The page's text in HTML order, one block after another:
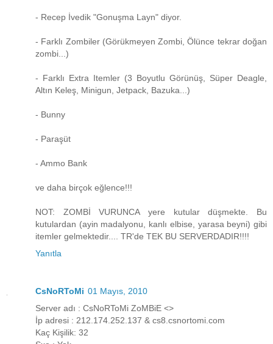
- Recep İvedik "Gonuşma Layn" diyor.
- Farklı Zombiler (Görükmeyen Zombi, Ölünce tekrar doğan
zombi...)
- Farklı Extra Itemler (3 Boyutlu Görünüş, Süper Deagle,
Altın Keleş, Minigun, Jetpack, Bazuka...)
- Bunny
- Paraşüt
- Ammo Bank
ve daha birçok eğlence!!!
NOT: ZOMBİ VURUNCA yere kutular düşmekte. Bu
kutulardan (ayin madalyonu, kanlı elbise, yarasa beyni) gibi
itemler gelmektedir.... TR'de TEK BU SERVERDADIR!!!!
Yanıtla
CsNoRToMi 01 Mayıs, 2010
Server adı : CsNoRToMi ZoMBiE <>
İp adresi : 212.174.252.137 & cs8.csnortomi.com
Kaç Kişilik: 32